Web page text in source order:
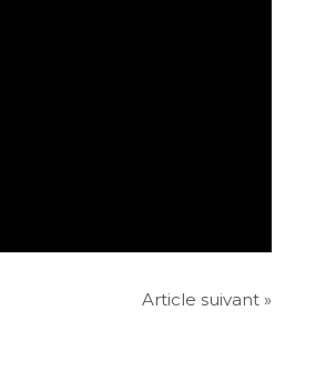
Article suivant »